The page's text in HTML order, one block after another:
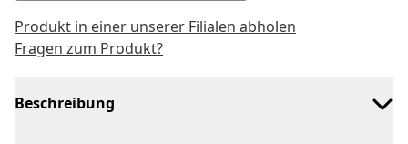
Produkt in einer unserer Filialen abholen
Fragen zum Produkt?
Beschreibung